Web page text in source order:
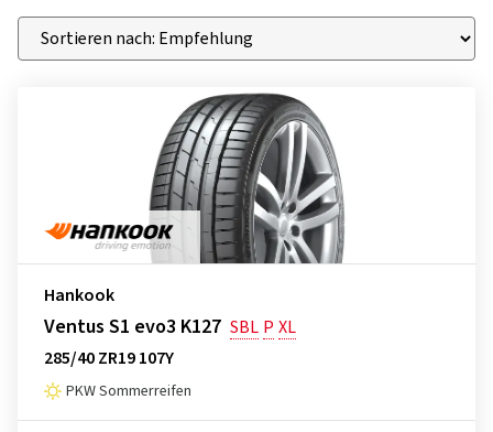
Hankook
Ventus S1 evo3 K127 SBL P XL
285/40 ZR19 107Y
PKW Sommerreifen